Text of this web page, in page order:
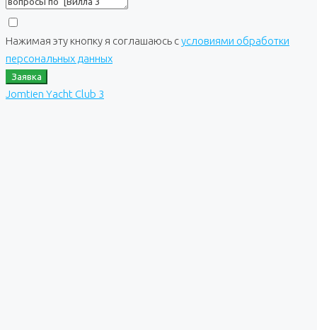
Нажимая эту кнопку я соглашаюсь сусловиями обработки
персональных данных
Заявка
Jomtien Yacht Club 3